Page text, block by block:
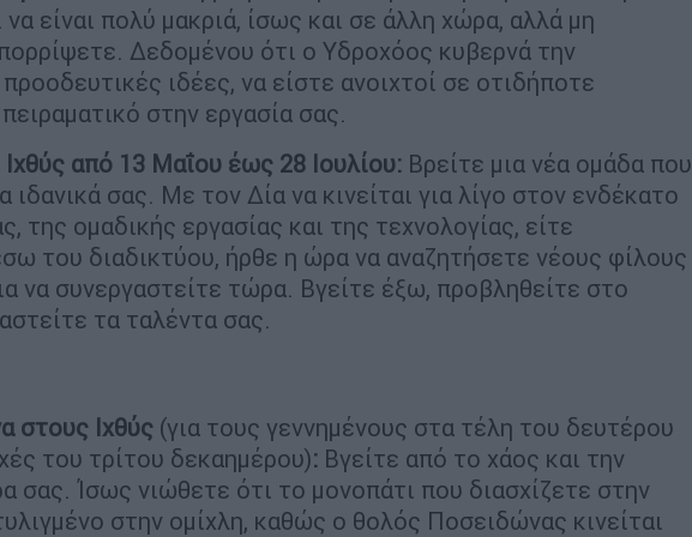
να είναι πολύ μακριά, ίσως και σε άλλη χώρα, αλλά μη
Δεδομένου ότι ο Υδροχόος κυβερνά την
προοδευτικές ιδέες, να είστε ανοιχτοί σε οτιδήποτε
στην εργασία σας.
από 13 Μαΐου έως 28 Ιουλίου: Βρείτε μια νέα ομάδα που
ιδανικά σας. Με τον Δία να κινείται για λίγο στον ενδέκατο
της ομαδικής εργασίας και της τεχνολογίας, είτε
του διαδικτύου, ήρθε η ώρα να αναζητήσετε νέους φίλους
να συνεργαστείτε τώρα. Βγείτε έξω, προβληθείτε στο
τα ταλέντα σας.
στους Ιχθύς (για τους γεννημένους στα τέλη του δευτέρου
του τρίτου δεκαημέρου): Βγείτε από το χάος και την
σας. Ίσως νιώθετε ότι το μονοπάτι που διασχίζετε στην
στην ομίχλη, καθώς ο θολός Ποσειδώνας κινείται